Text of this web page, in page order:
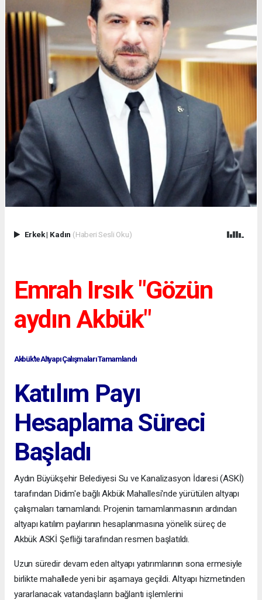
Erkek| Kadın (Haberi Sesli Oku)
Emrah Irsık "Gözün
aydın Akbük"
Akbük'te Altyapı Çalışmaları Tamamlandı
Katılım Payı
Hesaplama Süreci
Başladı
Aydın Büyükşehir Belediyesi Su ve Kanalizasyon İdaresi (ASKİ)
tarafından Didim'e bağlı Akbük Mahallesi'nde yürütülen altyapı
çalışmaları tamamlandı. Projenin tamamlanmasının ardından
altyapı katılım paylarının hesaplanmasına yönelik süreç de
Akbük ASKİ Şefliği tarafından resmen başlatıldı.
Uzun süredir devam eden altyapı yatırımlarının sona ermesiyle
birlikte mahallede yeni bir aşamaya geçildi. Altyapı hizmetinden
yararlanacak vatandaşların bağlantı işlemlerini